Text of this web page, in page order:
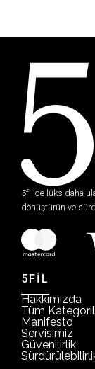
5fil’de lüks daha
dönüştürün ve
5FİL
Hakkımızda
Tüm
Manifesto
Servisimiz
Güvenilirlik